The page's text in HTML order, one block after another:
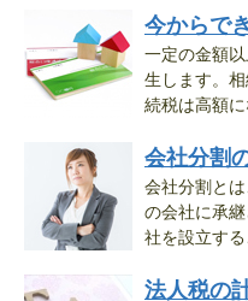
今からで
一定の金額
生します。
続税は高額に
会社分割
会社分割と
の会社に承
社を設立する
法人税の